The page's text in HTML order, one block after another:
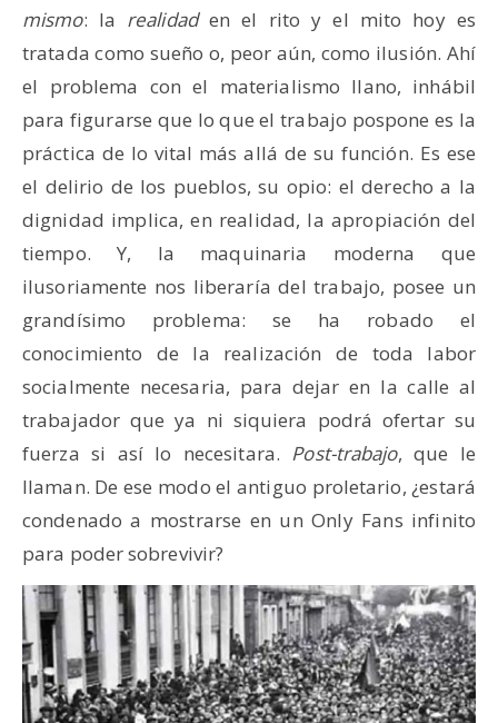
mismo: la realidaden el rito y el mito hoy es
tratada como sueño o, peor aún, como ilusión. Ahí
el problema con el materialismo llano, inhábil
para figurarse que lo que el trabajo pospone es la
práctica de lo vital más allá de su función. Es ese
el delirio de los pueblos, su opio: el derecho a la
dignidad implica, en realidad, la apropiación del
tiempo. Y, la maquinaria moderna que
ilusoriamente nos liberaría del trabajo, posee un
grandísimo problema: se ha robado el
conocimiento de la realización de toda labor
socialmente necesaria, para dejar en la calle al
trabajador que ya ni siquiera podrá ofertar su
fuerza si así lo necesitara. Post-trabajo, que le
llaman. De ese modo el antiguo proletario, ¿estará
condenado a mostrarse en un Only Fans infinito
para poder sobrevivir?